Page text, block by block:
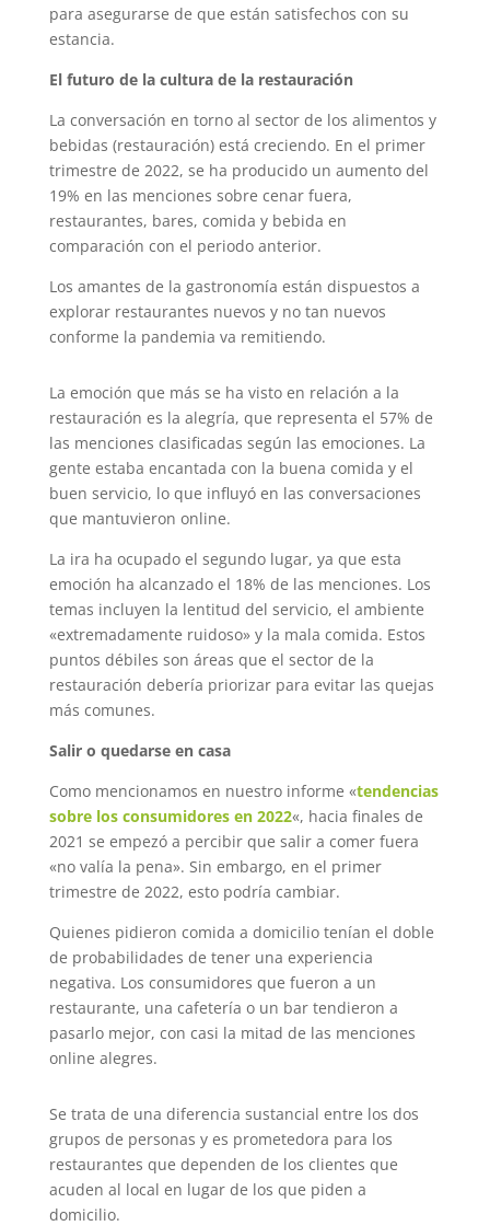
para asegurarse de que están satisfechos con su
estancia.
El futuro de la cultura de la restauración
La conversación en torno al sector de los alimentos y
bebidas (restauración) está creciendo. En el primer
trimestre de 2022, se ha producido un aumento del
19% en las menciones sobre cenar fuera,
restaurantes, bares, comida y bebida en
comparación con el periodo anterior.
Los amantes de la gastronomía están dispuestos a
explorar restaurantes nuevos y no tan nuevos
conforme la pandemia va remitiendo.
La emoción que más se ha visto en relación a la
restauración es la alegría, que representa el 57% de
las menciones clasificadas según las emociones. La
gente estaba encantada con la buena comida y el
buen servicio, lo que influyó en las conversaciones
que mantuvieron online.
La ira ha ocupado el segundo lugar, ya que esta
emoción ha alcanzado el 18% de las menciones. Los
temas incluyen la lentitud del servicio, el ambiente
«extremadamente ruidoso» y la mala comida. Estos
puntos débiles son áreas que el sector de la
restauración debería priorizar para evitar las quejas
más comunes.
Salir o quedarse en casa
Como mencionamos en nuestro informe «tendencias
sobre los consumidores en 2022«, hacia finales de
2021 se empezó a percibir que salir a comer fuera
«no valía la pena». Sin embargo, en el primer
trimestre de 2022, esto podría cambiar.
Quienes pidieron comida a domicilio tenían el doble
de probabilidades de tener una experiencia
negativa. Los consumidores que fueron a un
restaurante, una cafetería o un bar tendieron a
pasarlo mejor, con casi la mitad de las menciones
online alegres.
Se trata de una diferencia sustancial entre los dos
grupos de personas y es prometedora para los
restaurantes que dependen de los clientes que
acuden al local en lugar de los que piden a
domicilio.